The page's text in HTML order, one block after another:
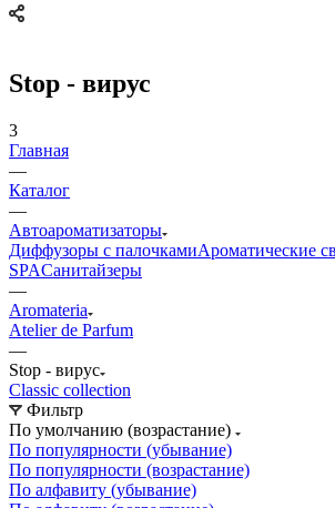
Stop - вирус
3
Главная
—
Каталог
—
Автоароматизаторы
Диффузоры с палочкамиАроматические
SPAСанитайзеры
—
Aromateria
Atelier de Parfum
—
Stop - вирус
Сlassic collection
Фильтр
По умолчанию (возрастание)
По популярности (убывание)
По популярности (возрастание)
По алфавиту (убывание)